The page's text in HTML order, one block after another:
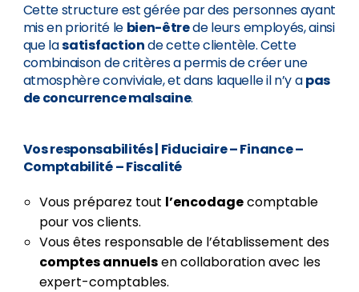
Cette structure est gérée par des personnes ayant
mis en priorité le bien-êtrede leurs employés, ainsi
que lasatisfactionde cette clientèle. Cette
combinaison de critères a permis de créer une
atmosphère conviviale, et dans laquelle il n’y apas
de concurrence malsaine.
Vos responsabilités| Fiduciaire – Finance –
Comptabilité – Fiscalité
Vous préparez tout l’encodagecomptable
pour vos clients.
Vous êtes responsable de l’établissement des
comptes annuelsen collaboration avec les
expert-comptables.